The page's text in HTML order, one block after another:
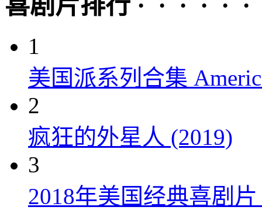
喜剧片排行 · · · · · ·
1
美国派系列合集
2
疯狂的外星人 (2019)
3
2018年美国经典喜剧